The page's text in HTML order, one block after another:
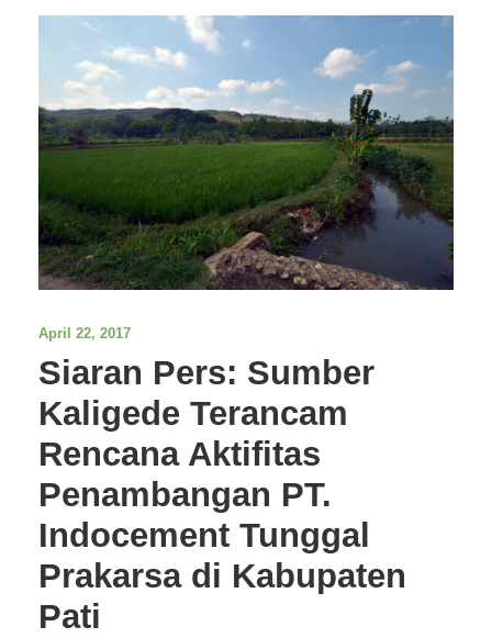
April 22, 2017
Siaran Pers: Sumber
Kaligede Terancam
Rencana Aktifitas
Penambangan PT.
Indocement Tunggal
Prakarsa di Kabupaten
Pati